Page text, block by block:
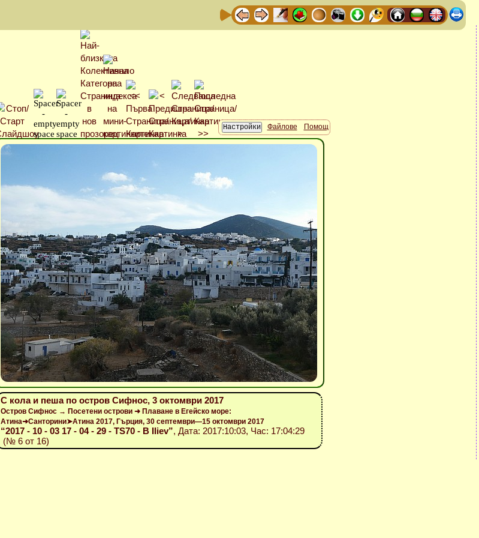
Файлове Помощ
С кола и пеша по остров Сифнос, 3 октомври 2017
Остров Сифнос → Посетени острови ➜ Плаване в Егейско море:
Атина➜Санторини➤Атина 2017, Гърция, 30 септември—15 октомври 2017
“2017 - 10 - 03 17 - 04 - 29 - TS70 - B Iliev”, Дата: 2017:10:03, Час: 17:04:29
(№ 6 от 16)